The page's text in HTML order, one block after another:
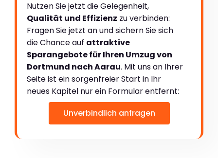
Nutzen Sie jetzt die Gelegenheit,
Qualität und Effizienz zu verbinden:
Fragen Sie jetzt an und sichern Sie sich
die Chance auf attraktive
Sparangebote für Ihren Umzug von
Dortmund nach Aarau. Mit uns an Ihrer
Seite ist ein sorgenfreier Start in Ihr
neues Kapitel nur ein Formular entfernt:
Unverbindlich anfragen